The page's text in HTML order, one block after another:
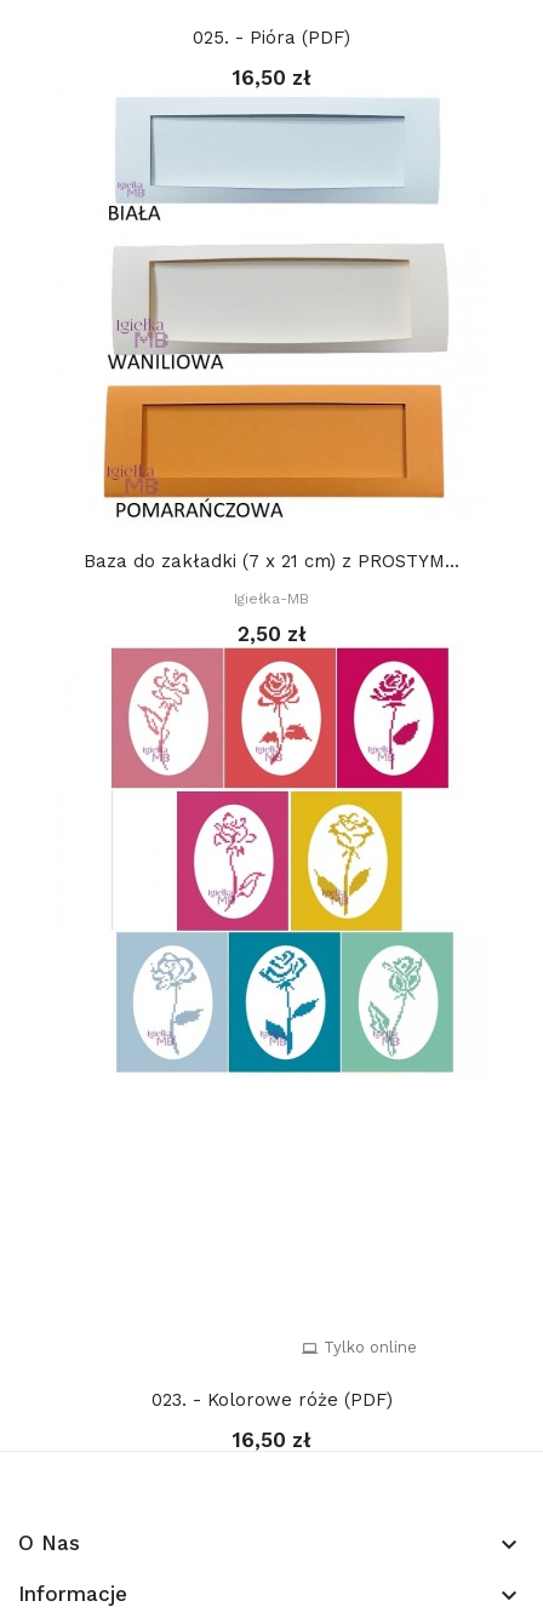
025. - Pióra (PDF)
16,50 zł
Baza do zakładki (7 x 21 cm) z PROSTYM...
Igiełka-MB
2,50 zł
Tylko online
023. - Kolorowe róże (PDF)
16,50 zł
O Nas keyboard_arrow_down
Informacje keyboard_arrow_down